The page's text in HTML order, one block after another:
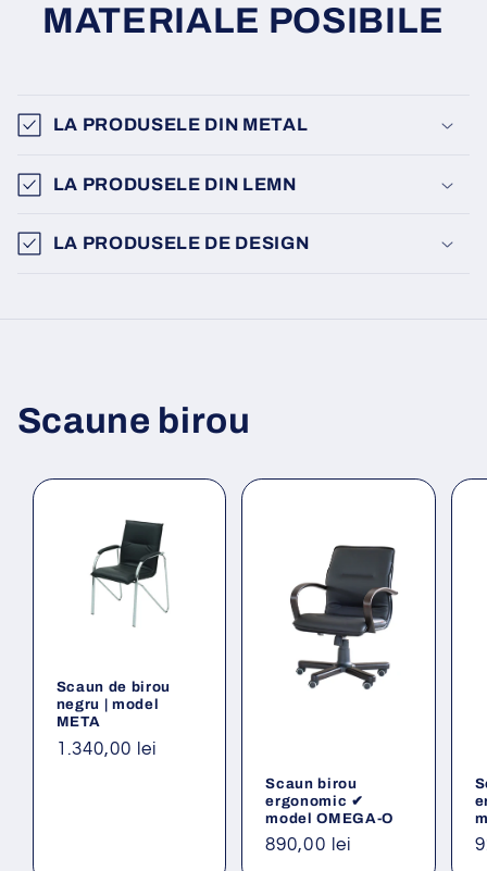
MATERIALE POSIBILE
LA PRODUSELE DIN METAL
LA PRODUSELE DIN LEMN
LA PRODUSELE DE DESIGN
Scaune birou
Scaun de birou
negru | model
META
Preț
1.340,00 lei
Scaun birou
ergonomic ✔
model OMEGA-O
Preț
890,00 lei